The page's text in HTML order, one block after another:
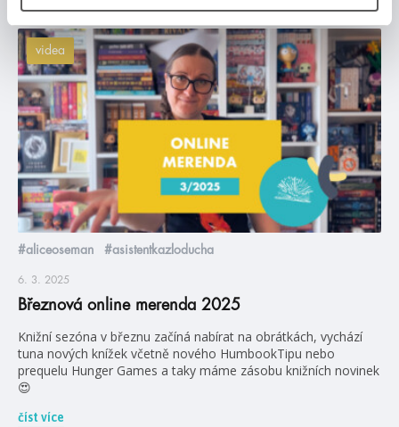
videa
#aliceoseman #asistentkazloducha
6. 3. 2025
Březnová online merenda 2025
Knižní sezóna v březnu začíná nabírat na obrátkách, vychází
tuna nových knížek včetně nového HumbookTipu nebo
prequelu Hunger Games a taky máme zásobu knižních novinek
😍
číst více